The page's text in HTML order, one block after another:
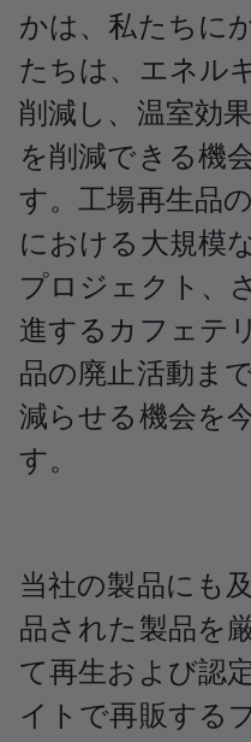
かは、私たちに
たちは、エネル
削減し、温室効
を削減できる機
す。工場再生品
における大規模
プロジェクト、
進するカフェテ
品の廃止活動ま
減らせる機会を
す。
当社の製品にも
品された製品を
て再生および認
イトで再販する